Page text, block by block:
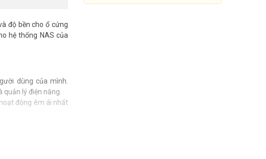
độ bền cho ổ cứng
hệ thống NAS của
dùng của mình.
lý điện năng.
động êm ái nhất
sử dụng lên đến